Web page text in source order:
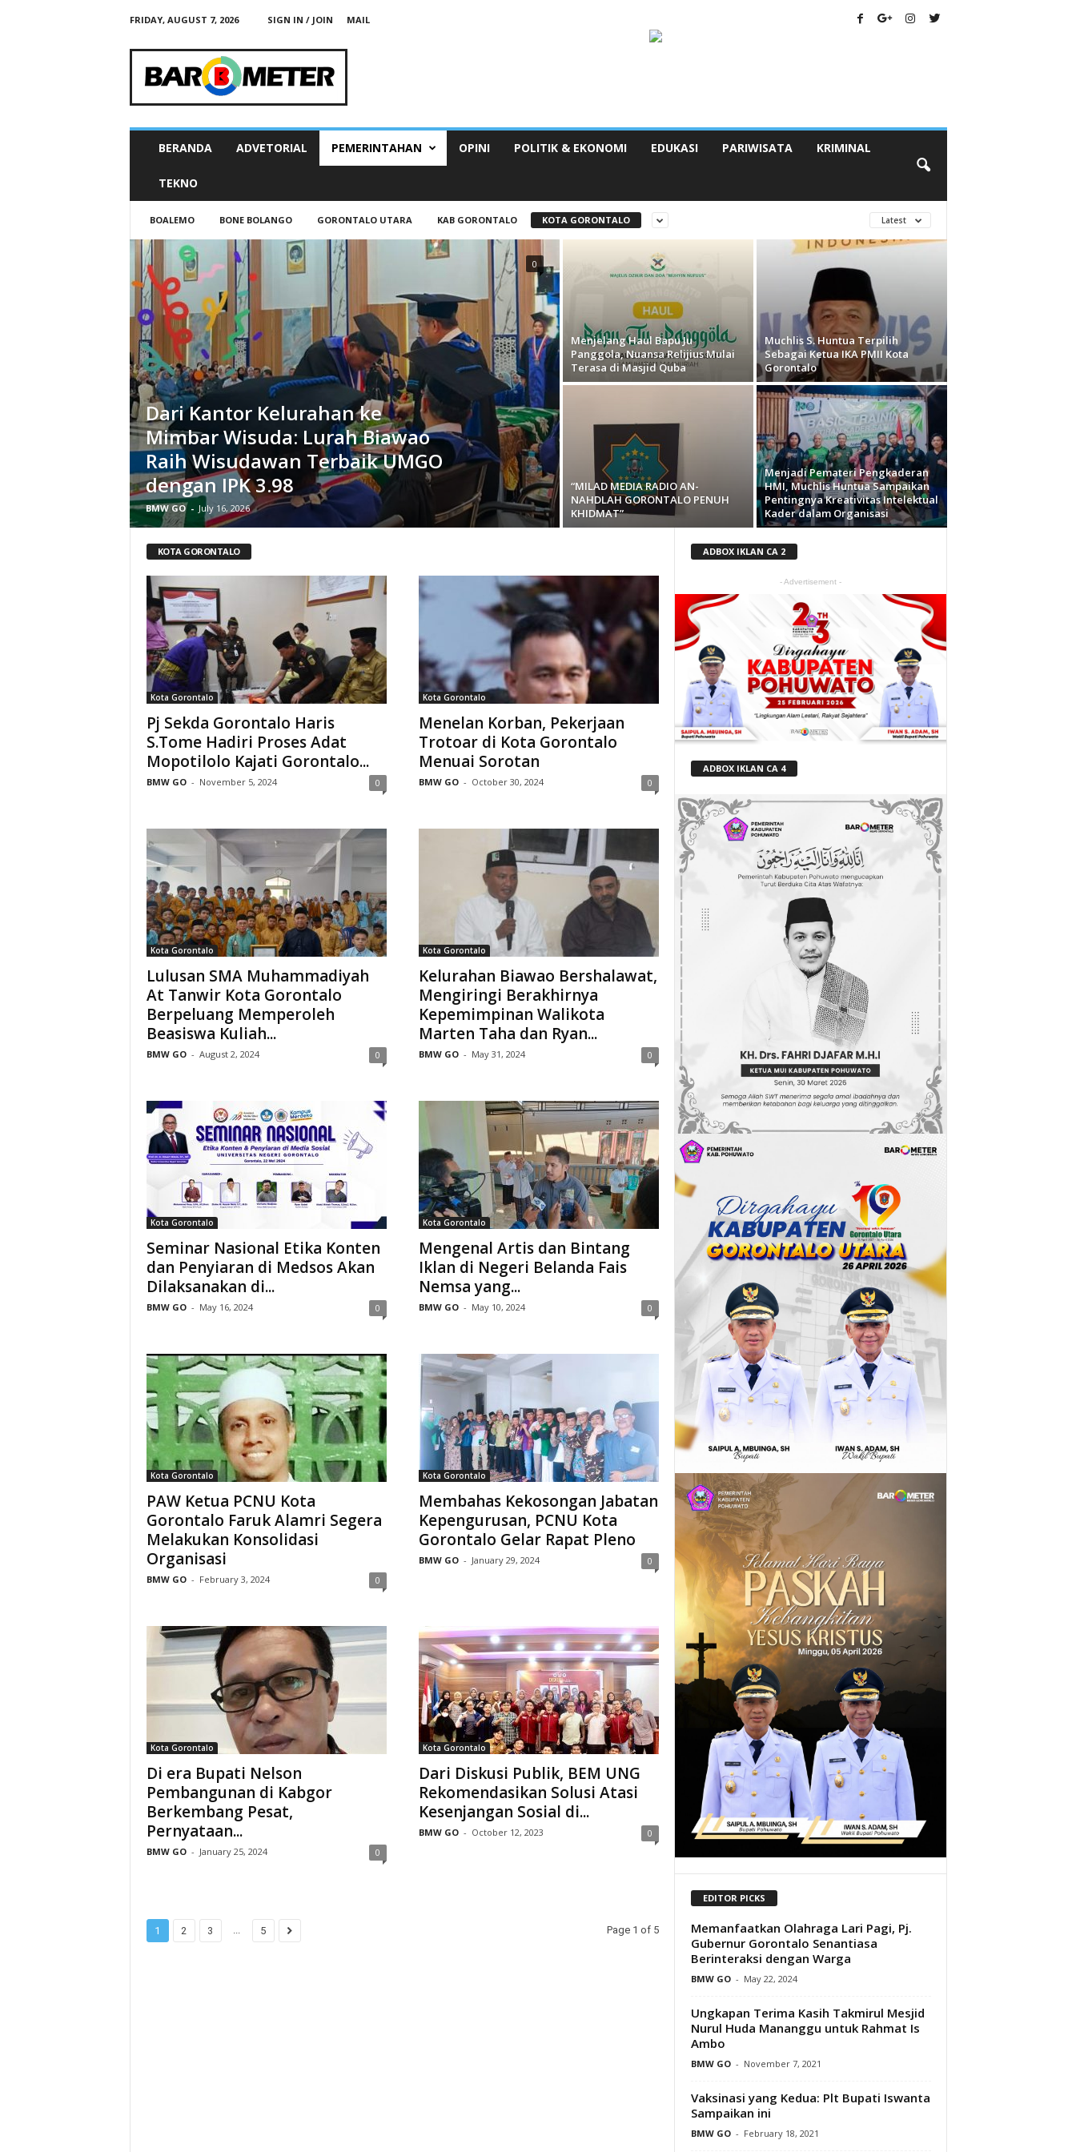
FRIDAY, AUGUST 7, 2026 SIGN IN / JOIN
MAIL
A
M
S
BERANDA ADVETORIAL PEMERINTAHAN OPINI POLITIK & EKONOMI EDUKASI PARIWISATA KRIMINAL
TEKNO
BOALEMO BONE BOLANGO GORONTALO UTARA KAB GORONTALO KOTA GORONTALO Latest
Dari Kantor Kelurahan ke
Mimbar Wisuda: Lurah Biawao
Raih Wisudawan Terbaik UMGO
dengan IPK 3.98
BMW GO - July 16, 2026
0
Menjelang Haul Bapu Ju
Panggola, Nuansa Relijius Mulai
Terasa di Masjid Quba
Muchlis S. Huntua Terpilih
Sebagai Ketua IKA PMII Kota
Gorontalo
“MILAD MEDIA RADIO AN-
NAHDLAH GORONTALO PENUH
KHIDMAT”
Menjadi Pemateri Pengkaderan
HMI, Muchlis Huntua Sampaikan
Pentingnya Kreativitas Intelektual
Kader dalam Organisasi
KOTA GORONTALO
Kota Gorontalo
Pj Sekda Gorontalo Haris
S.Tome Hadiri Proses Adat
Mopotilolo Kajati Gorontalo...
BMW GO - November 5, 2024 0
Kota Gorontalo
Menelan Korban, Pekerjaan
Trotoar di Kota Gorontalo
Menuai Sorotan
BMW GO - October 30, 2024 0
Kota Gorontalo
Lulusan SMA Muhammadiyah
At Tanwir Kota Gorontalo
Berpeluang Memperoleh
Beasiswa Kuliah...
BMW GO - August 2, 2024 0
Kota Gorontalo
Kelurahan Biawao Bershalawat,
Mengiringi Berakhirnya
Kepemimpinan Walikota
Marten Taha dan Ryan...
BMW GO - May 31, 2024 0
Kota Gorontalo
Seminar Nasional Etika Konten
dan Penyiaran di Medsos Akan
Dilaksanakan di...
BMW GO - May 16, 2024 0
Kota Gorontalo
Mengenal Artis dan Bintang
Iklan di Negeri Belanda Fais
Nemsa yang...
BMW GO - May 10, 2024 0
Kota Gorontalo
PAW Ketua PCNU Kota
Gorontalo Faruk Alamri Segera
Melakukan Konsolidasi
Organisasi
BMW GO - February 3, 2024 0
Kota Gorontalo
Membahas Kekosongan Jabatan
Kepengurusan, PCNU Kota
Gorontalo Gelar Rapat Pleno
BMW GO - January 29, 2024 0
Kota Gorontalo
Di era Bupati Nelson
Pembangunan di Kabgor
Berkembang Pesat,
Pernyataan...
BMW GO - January 25, 2024 0
Kota Gorontalo
Dari Diskusi Publik, BEM UNG
Rekomendasikan Solusi Atasi
Kesenjangan Sosial di...
BMW GO - October 12, 2023 0
1 2 3 ... 5 Page 1 of 5
ADBOX IKLAN CA 2
- Advertisement -
ADBOX IKLAN CA 4
EDITOR PICKS
Memanfaatkan Olahraga Lari Pagi, Pj.
Gubernur Gorontalo Senantiasa
Berinteraksi dengan Warga
BMW GO - May 22, 2024
Ungkapan Terima Kasih Takmirul Mesjid
Nurul Huda Mananggu untuk Rahmat Is
Ambo
BMW GO - November 7, 2021
Vaksinasi yang Kedua: Plt Bupati Iswanta
Sampaikan ini
BMW GO - February 18, 2021